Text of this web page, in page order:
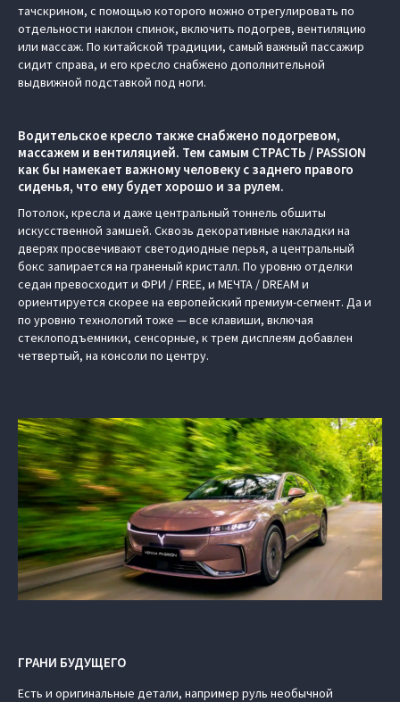
тачскрином, с помощью которого можно отрегулировать по
отдельности наклон спинок, включить подогрев, вентиляцию
или массаж. По китайской традиции, самый важный пассажир
сидит справа, и его кресло снабжено дополнительной
выдвижной подставкой под ноги.
Водительское кресло также снабжено подогревом,
массажем и вентиляцией. Тем самым СТРАСТЬ / PASSION
как бы намекает важному человеку с заднего правого
сиденья, что ему будет хорошо и за рулем.
Потолок, кресла и даже центральный тоннель обшиты
искусственной замшей. Сквозь декоративные накладки на
дверях просвечивают светодиодные перья, а центральный
бокс запирается на граненый кристалл. По уровню отделки
седан превосходит и ФРИ / FREE, и МЕЧТА / DREAM и
ориентируется скорее на европейский премиум-сегмент. Да и
по уровню технологий тоже — все клавиши, включая
стеклоподъемники, сенсорные, к трем дисплеям добавлен
четвертый, на консоли по центру.
ГРАНИ БУДУЩЕГО
Есть и оригинальные детали, например руль необычной